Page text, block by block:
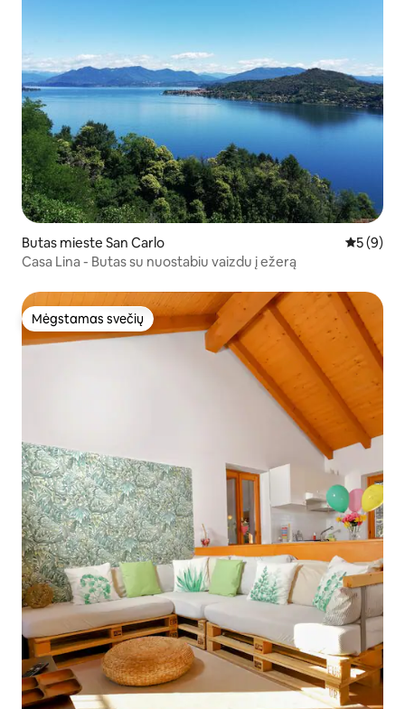
Butas mieste San Carlo Vidutinis
5 (9)
Casa Lina - Butas su nuostabiu vaizdu į ežerą
Mėgstamas svečių
Mėgstamas svečių